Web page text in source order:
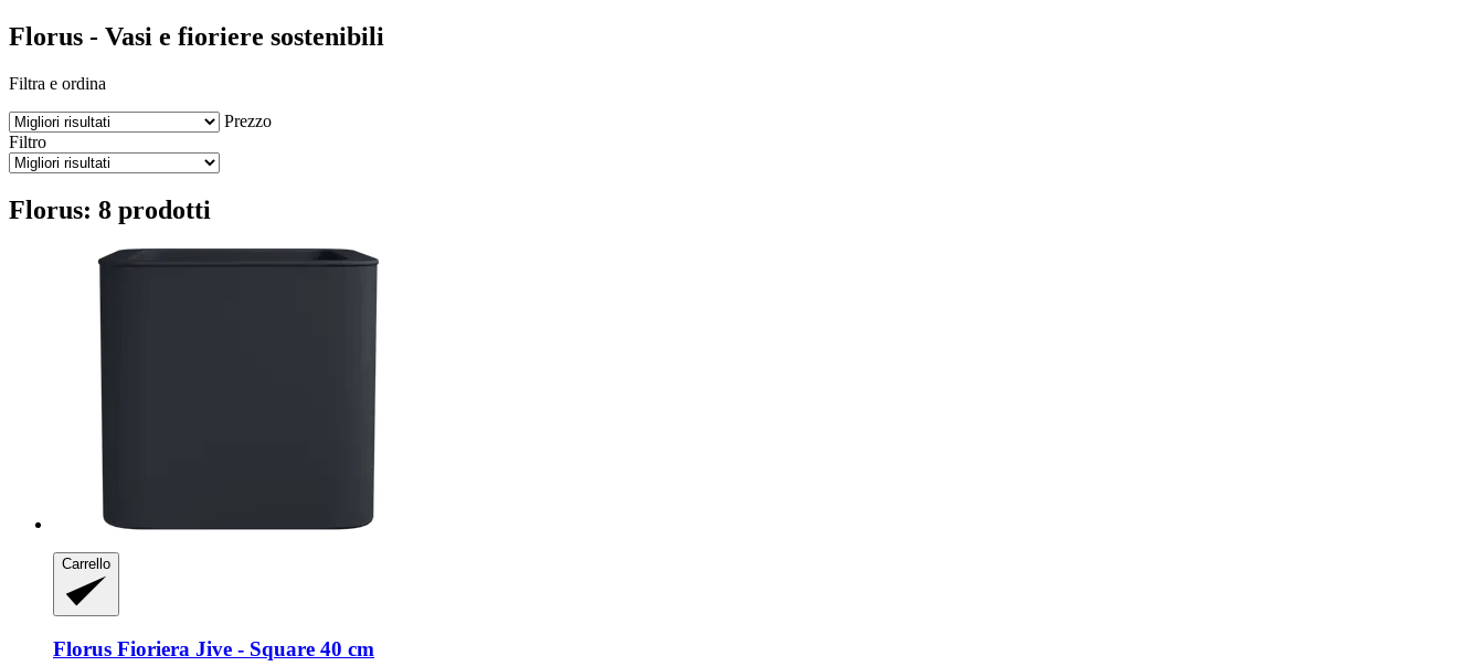
Florus - Vasi e fioriere sostenibili
Filtra e ordina
Prezzo
Filtro
Florus: 8 prodotti
Carrello
Florus Fioriera Jive -​ Square 40 cm